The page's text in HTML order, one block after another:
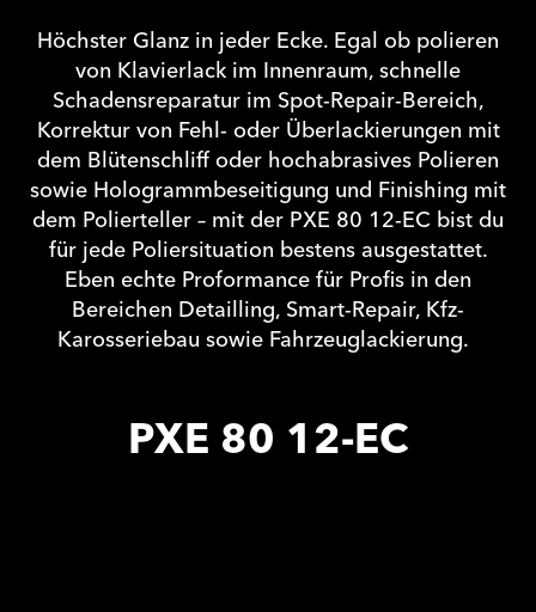
Höchster Glanz in jeder Ecke. Egal ob polieren
von Klavierlack im Innenraum, schnelle
Schadensreparatur im Spot-Repair-Bereich,
Korrektur von Fehl- oder Überlackierungen mit
dem Blütenschliff oder hochabrasives Polieren
sowie Hologrammbeseitigung und Finishing mit
dem Polierteller – mit der PXE 80 12-EC bist du
für jede Poliersituation bestens ausgestattet.
Eben echte Proformance für Profis in den
Bereichen Detailling, Smart-Repair, Kfz-
Karosseriebau sowie Fahrzeuglackierung.
PXE 80 12-EC